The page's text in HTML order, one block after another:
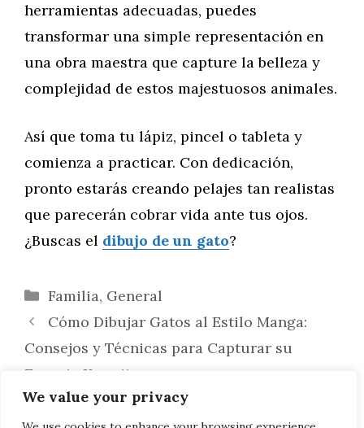
We value your privacy
herramientas adecuadas, puedes
transformar una simple representación en
una obra maestra que capture la belleza y
complejidad de estos majestuosos animales.
Así que toma tu lápiz, pincel o tableta y
comienza a practicar. Con dedicación,
pronto estarás creando pelajes tan realistas
que parecerán cobrar vida ante tus ojos.
¿Buscas el dibujo de un gato?
Categorías
Familia, General
Cómo Dibujar Gatos al Estilo Manga:
Consejos y Técnicas para Capturar su
Esencia Kawaii
Cómo Dibujar un Conejo Caricaturesco: